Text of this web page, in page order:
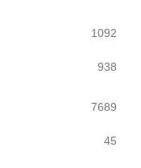
1092
938
7689
45